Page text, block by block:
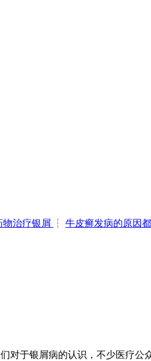
物治疗银屑 ┆ 牛皮癣发病的原因
对于银屑病的认识，不少医疗